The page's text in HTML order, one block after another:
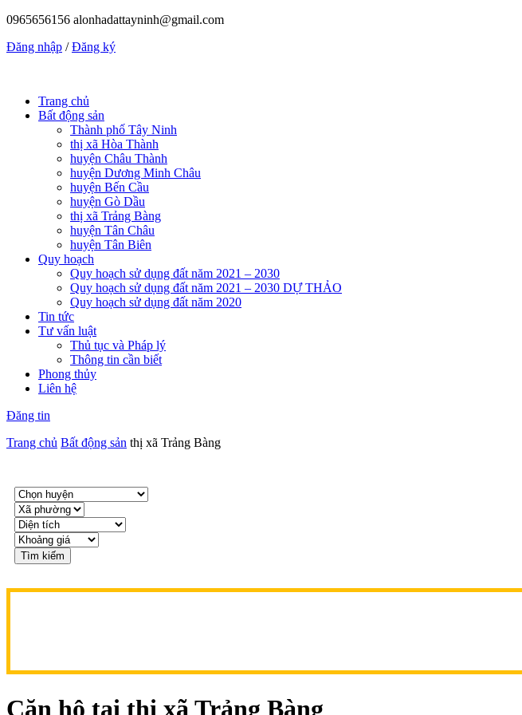
0965656156 alonhadattayninh@gmail.com
Đăng nhập /Đăng ký
Trang chủ
Bất động sản
Thành phố Tây Ninh
thị xã Hòa Thành
huyện Châu Thành
huyện Dương Minh Châu
huyện Bến Cầu
huyện Gò Dầu
thị xã Trảng Bàng
huyện Tân Châu
huyện Tân Biên
Quy hoạch
Quy hoạch sử dụng đất năm 2021 – 2030
Quy hoạch sử dụng đất năm 2021 – 2030 DỰ THẢO
Quy hoạch sử dụng đất năm 2020
Tin tức
Tư vấn luật
Thủ tục và Pháp lý
Thông tin cần biết
Phong thủy
Liên hệ
Đăng tin
Trang chủ Bất động sản thị xã Trảng Bàng
Tìm kiếm
Căn hộ tại thị xã Trảng Bàng